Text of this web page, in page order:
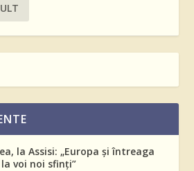
la Assisi: „Europa și întreaga
voi noi sfinți”